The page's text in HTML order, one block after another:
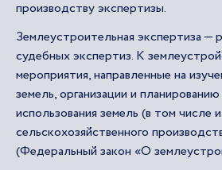
производству экспертизы.
Землеустроительная экспертиза —
судебных экспертиз. К
мероприятия, направленные на
земель, организации и
использования земель (в том числе
сельскохозяйственного
(Федеральный закон «О